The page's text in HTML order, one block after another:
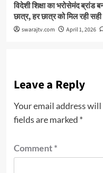
विदेशी शिक्षा का भरोसेमंद ब्रांड
छात्र, हर छात्र को मिल रही सही
swarajtv.com April 1, 2026
Leave a Reply
Your email address
fields are marked *
Comment*